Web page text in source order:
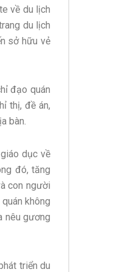
về du lịch
du lịch
sở hữu vẻ
đạo quán
thị, đề án,
bàn.
dục về
đó, tăng
con người
không
nêu gương
triển du